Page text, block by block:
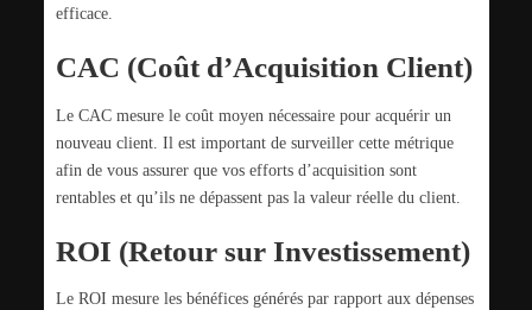
efficace.
CAC (Coût d’Acquisition Client)
Le CAC mesure le coût moyen nécessaire pour acquérir un
nouveau client. Il est important de surveiller cette métrique
afin de vous assurer que vos efforts d’acquisition sont
rentables et qu’ils ne dépassent pas la valeur réelle du client.
ROI (Retour sur Investissement)
Le ROI mesure les bénéfices générés par rapport aux dépenses